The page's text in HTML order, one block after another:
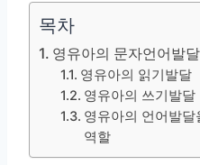
목차
영유아의 문자언어발
영유아의 읽기발달
영유아의 쓰기발달
영유아의 언어발
역할